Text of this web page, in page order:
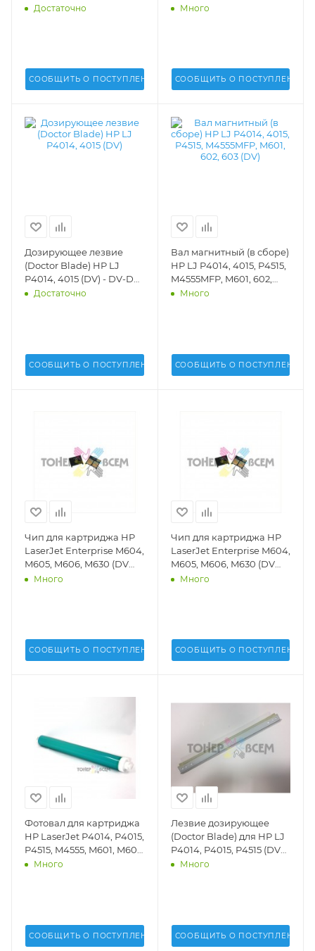
M4555, M601, 602, 603
Достаточно
СООБЩИТЬ О ПОСТУПЛЕНИИ
M4555, M601, 602, 603 (DV
Много
СООБЩИТЬ О ПОСТУПЛЕНИИ
Дозирующее лезвие
(Doctor Blade) HP LJ
P4014, 4015 (DV) - DV-DB-
H4015-10
Достаточно
СООБЩИТЬ О ПОСТУПЛЕНИИ
Вал магнитный (в сборе)
HP LJ P4014, 4015, P4515,
M4555MFP, M601, 602,
603 (DV) - DV-MR-H4015
Много
СООБЩИТЬ О ПОСТУПЛЕНИИ
Чип для картриджа HP
LaserJet Enterprise M604,
M605, M606, M630 (DV
Inc.) -
Много
СООБЩИТЬ О ПОСТУПЛЕНИИ
Чип для картриджа HP
LaserJet Enterprise M604,
M605, M606, M630 (DV
Inc.) -
Много
СООБЩИТЬ О ПОСТУПЛЕНИИ
Фотовал для картриджа
HP LaserJet P4014, P4015,
P4515, M4555, M601, M602,
M603 (DV Inc.) -
Много
СООБЩИТЬ О ПОСТУПЛЕНИИ
Лезвие дозирующее
(Doctor Blade) для HP LJ
P4014, P4015, P4515 (DV
Inc.) - DV-DB-H4015-1
Много
СООБЩИТЬ О ПОСТУПЛЕНИИ